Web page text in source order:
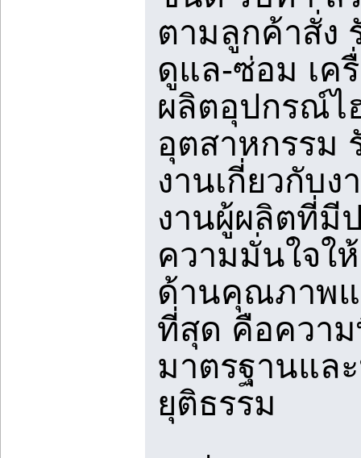
ตามลูกค้าสั่ง
ดูแล-ซ่อม เค
ผลิตอุปกรณ์ไ
อุตสาหกรรม
งานเกี่ยวกับ
งานผู้ผลิตที่มี
ความมั่นใจใ
ด้านคุณภาพ
ที่สุด คือควา
มาตรฐานแล
ยุติธรรม